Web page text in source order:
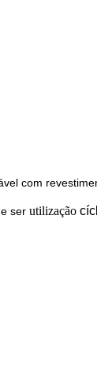
com
ser utilização